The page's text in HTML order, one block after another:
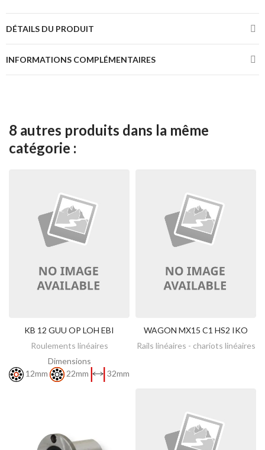
DÉTAILS DU PRODUIT
INFORMATIONS COMPLÉMENTAIRES
8 autres produits dans la même
catégorie :
DÉCOUVREZ
KB 12 GUU OP LOH EBI
Roulements linéaires
Dimensions
12mm
22mm 32mm
DÉCOUVREZ
WAGON MX15 C1 HS2 IKO
Rails linéaires - chariots linéaires